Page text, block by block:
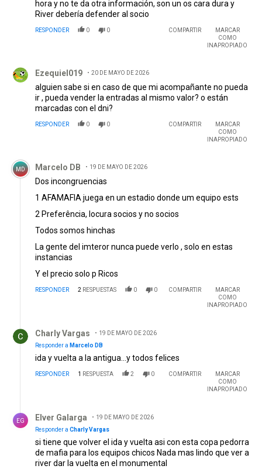
hora y no te da otra información, son un os cara dura y
River debería defender al socio
RESPONDER 0 0 COMPARTIR
MARCAR
COMO
INAPROPIADO
Ezequiel019 20 DE MAYO DE 2026
alguien sabe si en caso de que mi acompañante no pueda
ir , pueda vender la entradas al mismo valor? o están
marcadas con el dni?
RESPONDER 0 0 COMPARTIR
MARCAR
COMO
INAPROPIADO
Comentario de Marcelo DB.
MD Marcelo DB 19 DE MAYO DE 2026
Dos incongruencias
1 AFAMAFIA juega en un estadio donde um equipo ests
2 Preferência, locura socios y no socios
Todos somos hinchas
La gente del imteror nunca puede verlo , solo en estas
instancias
Y el precio solo p Ricos
RESPONDER 2 RESPUESTAS 0 0 COMPARTIR
MARCAR
COMO
INAPROPIADO
Charly Vargas
19 DE MAYO DE 2026
Responder a Marcelo DB
ida y vuelta a la antigua...y todos felices
RESPONDER 1 RESPUESTA 2 0 COMPARTIR
MARCAR
COMO
INAPROPIADO
EG Elver Galarga
19 DE MAYO DE 2026
Responder a Charly Vargas
si tiene que volver el ida y vuelta asi con esta copa pedorra
de mafia para los equipos chicos Nada mas lindo que ver a
river dar la vuelta en el monumental